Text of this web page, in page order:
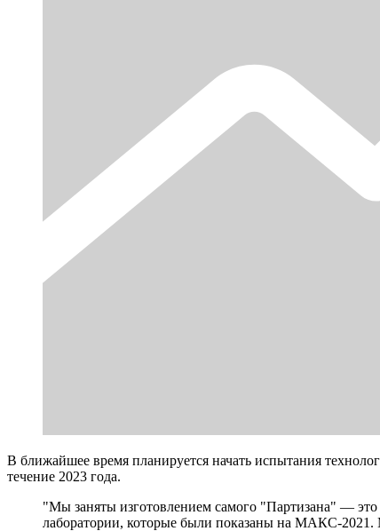
В ближайшее время планируется начать испытания
течение 2023 года.
"Мы заняты изготовлением самого "Партизана" —
лаборатории, которые были показаны на МАКС-2021.